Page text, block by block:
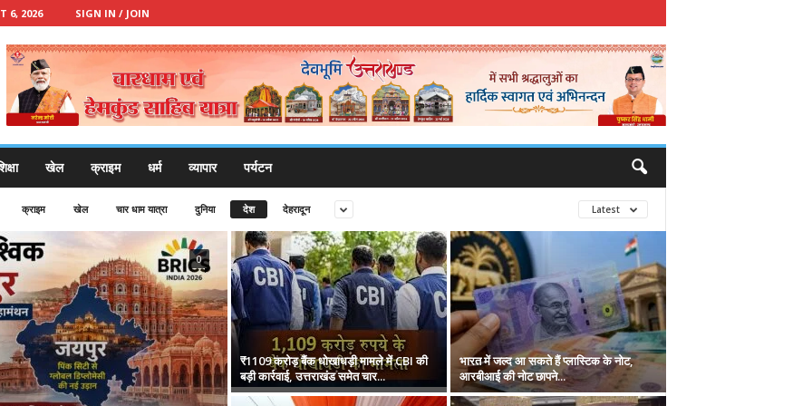
6, 2026 SIGN IN / JOIN
खेल क्राइम धर्म व्यापार पर्यटन
क्राइम खेल चार धाम यात्रा दुनिया देश देहरादून Latest
0
₹1109 करोड़ बैंक धोखाधड़ी मामले में CBI की
बड़ी कार्रवाई, उत्तराखंड समेत चार...
भारत में जल्द आ सकते हैं प्लास्टिक के नोट,
आरबीआई की नोट छापने...